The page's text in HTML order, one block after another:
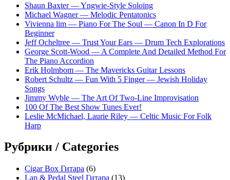
Shaun Baxter — Yngwie-Style Soloing
Michael Wagner — Melodic Pentatonics
Vivienna lim — Piano For The Soul — Canon In D For
Beginner
Jeff Ocheltree — Trust Your Ears — Drum Tech Explorations
George Scott-Wood — A Complete And Detailed Method For
The Piano Accordion
Erik Holmbom — The Mavericks Guitar Lessons
Robert Schultz — Fun With 5 Finger — Jewish Holiday
Songs
Jimmy Wyble — The Art Of Two-Line Improvisation
100 Of The Best Show Tunes Ever!
Leslie McMichael, Laurie Riley — Celtic Music For Folk
Harp
Рубрики / Categories
Cigar Box Гитара (6)
Lap & Pedal Steel Гитара (13)